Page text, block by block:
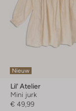
Nieuw
Lil' Atelier
Mini jurk
€ 49,99